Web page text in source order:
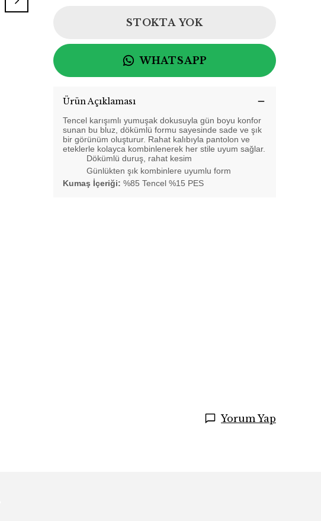
STOKTA YOK
WHATSAPP
Ürün Açıklaması
Tencel karışımlı yumuşak dokusuyla gün boyu konfor
sunan bu bluz, dökümlü formu sayesinde sade ve şık
bir görünüm oluşturur. Rahat kalıbıyla pantolon ve
eteklerle kolayca kombinlenerek her stile uyum sağlar.
Dökümlü duruş, rahat kesim
Günlükten şık kombinlere uyumlu form
Kumaş İçeriği: %85 Tencel %15 PES
Yorum Yap